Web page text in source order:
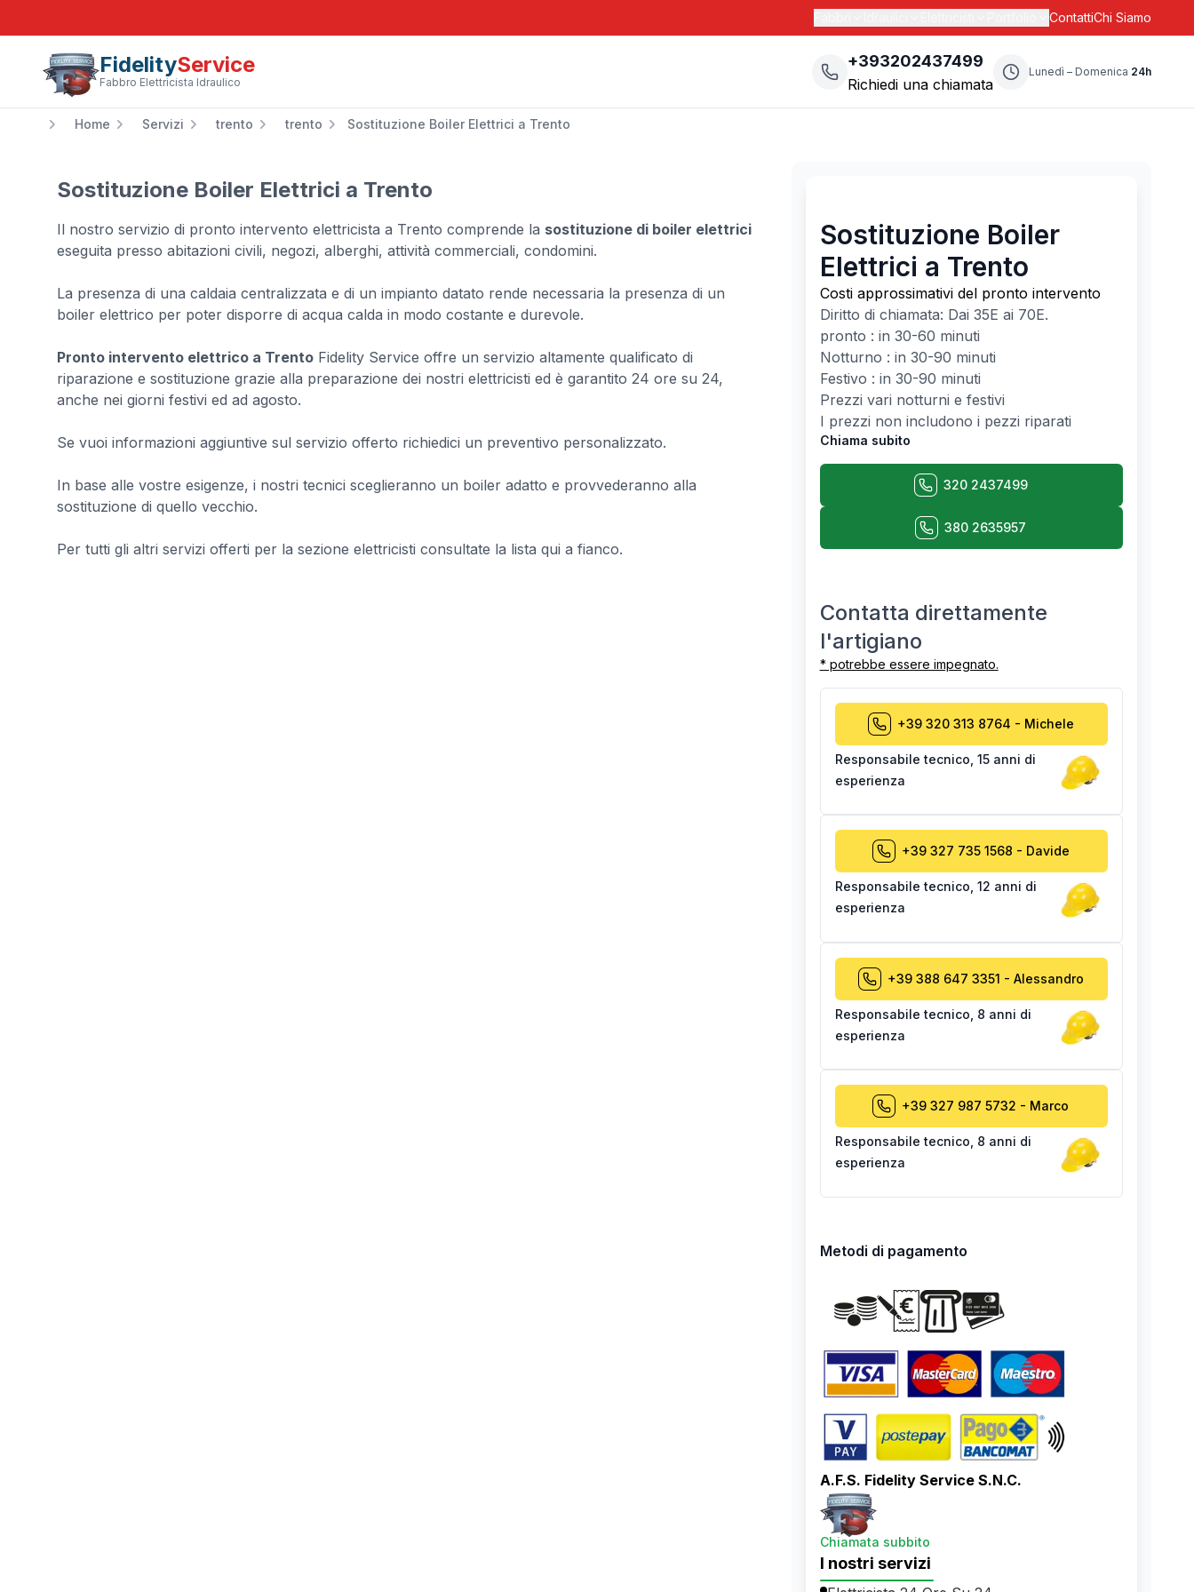
ContattiChi Siamo
FidelityService
Fabbro Elettricista Idraulico
+393202437499
Richiedi una chiamata
Lunedì – Domenica 24h
Home Servizi trento trento Sostituzione Boiler Elettrici a Trento
Sostituzione Boiler Elettrici a Trento
Il nostro servizio di pronto intervento elettricista a Trento comprende la sostituzione di boiler elettrici
eseguita presso abitazioni civili, negozi, alberghi, attività commerciali, condomini.
La presenza di una caldaia centralizzata e di un impianto datato rende necessaria la presenza di un
boiler elettrico per poter disporre di acqua calda in modo costante e durevole.
Pronto intervento elettrico a Trento Fidelity Service offre un servizio altamente qualificato di
riparazione e sostituzione grazie alla preparazione dei nostri elettricisti ed è garantito 24 ore su 24,
anche nei giorni festivi ed ad agosto.
Se vuoi informazioni aggiuntive sul servizio offerto richiedici un preventivo personalizzato.
In base alle vostre esigenze, i nostri tecnici sceglieranno un boiler adatto e provvederanno alla
sostituzione di quello vecchio.
Per tutti gli altri servizi offerti per la sezione elettricisti consultate la lista qui a fianco.
Sostituzione Boiler
Elettrici a Trento
Costi approssimativi del pronto intervento
Diritto di chiamata: Dai 35E ai 70E.
pronto : in 30-60 minuti
Notturno : in 30-90 minuti
Festivo : in 30-90 minuti
Prezzi vari notturni e festivi
I prezzi non includono i pezzi riparati
Chiama subito
320 2437499
380 2635957
Contatta direttamente
l'artigiano
* potrebbe essere impegnato.
+39 320 313 8764 - Michele
Responsabile tecnico 15 anni di
esperienza
+39 327 735 1568 - Davide
Responsabile tecnico 12 anni di
esperienza
+39 388 647 3351 - Alessandro
Responsabile tecnico 8 anni di
esperienza
+39 327 987 5732 - Marco
Responsabile tecnico 8 anni di
esperienza
Metodi di pagamento
A.F.S. Fidelity Service S.N.C.
Chiamata subbito
I nostri servizi